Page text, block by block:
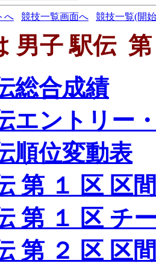
へ 競技一覧画面へ 競技一覧(開
男子 駅伝
総合成績
エントリー
順位変動表
第 １ 区 区
第 １ 区 チ
第 ２ 区 区